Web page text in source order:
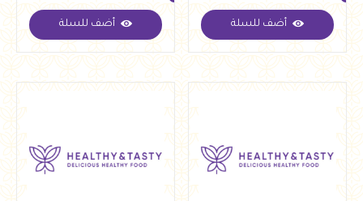
جنيه
أضف للسلة
جنيه
أضف للسلة